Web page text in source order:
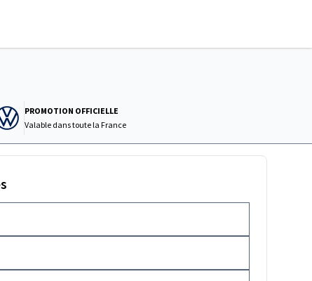
PROMOTION OFFICIELLE
Valable danstoute la France